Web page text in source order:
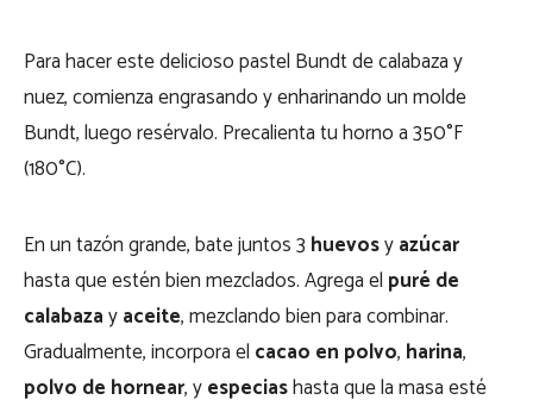
Para hacer este delicioso pastel Bundt de calabaza y
nuez, comienza engrasando y enharinando un molde
Bundt, luego resérvalo. Precalienta tu horno a 350°F
(180°C).
En un tazón grande, bate juntos 3 huevosyazúcar
hasta que estén bien mezclados. Agrega el puré de
calabazayaceite, mezclando bien para combinar.
Gradualmente, incorpora el cacao en polvo, harina,
polvo de hornear, yespeciashasta que la masa esté